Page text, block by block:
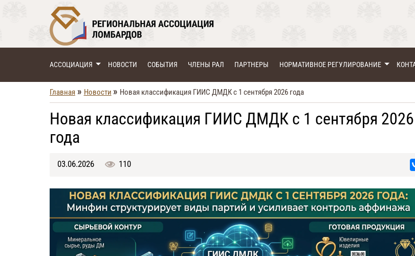
АССОЦИАЦИЯ НОВОСТИ СОБЫТИЯ ЧЛЕНЫ РАЛ ПАРТНЕРЫ НОРМАТИВНОЕ РЕГУЛИРОВАНИЕ
Главная » Новости » Новая классификация ГИИС ДМДК с 1 сентября 2026 года
Новая классификация ГИИС ДМДК с 1 сентября 2026
года
03.06.2026 110